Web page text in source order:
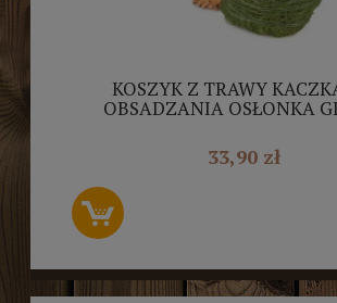
KOSZYK Z TRAWY
OBSADZANIA OSŁONKA
33,90 zł